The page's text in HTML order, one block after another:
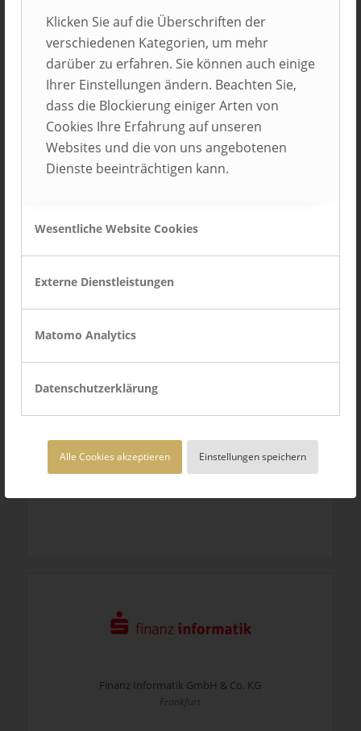
Klicken Sie auf die Überschriften der
verschiedenen Kategorien, um mehr
darüber zu erfahren. Sie können auch einige
Ihrer Einstellungen ändern. Beachten Sie,
dass die Blockierung einiger Arten von
Cookies Ihre Erfahrung auf unseren
Websites und die von uns angebotenen
Dienste beeinträchtigen kann.
Wesentliche Website Cookies
Externe Dienstleistungen
Matomo Analytics
Datenschutzerklärung
Alle Cookies akzeptieren Einstellungen speichern
Chemnitz
FACT GmbH
Fanuc Deutschland GmbH
Neuhausen auf den Fildern
Finanz Informatik GmbH & Co. KG
Frankfurt